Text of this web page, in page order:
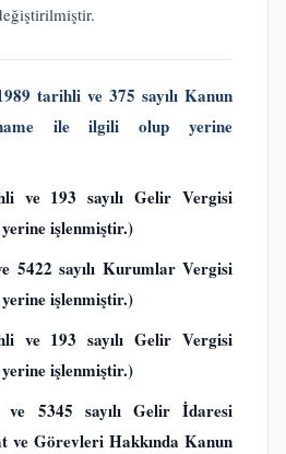
tarihli ve 375 sayılı Kanun
ile ilgili olup yerine
ve 193 sayılı Gelir Vergisi
işlenmiştir.)
5422 sayılı Kurumlar Vergisi
işlenmiştir.)
ve 193 sayılı Gelir Vergisi
işlenmiştir.)
5345 sayılı Gelir İdaresi
ve Görevleri Hakkında Kanun